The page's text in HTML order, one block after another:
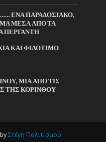
ΕΝΑ ΠΑΡΑΔΟΣΙΑΚΟ,
ΜΕΣΑ ΑΠΟ ΤΑ
ΠΕΡΓΑΝΤΗ
ΚΑΙ ΦΙΛΟΤΙΜΟ
ΜΙΑ ΑΠΟ ΤΙΣ
ΤΗΣ ΚΟΡΙΝΘΟΥ
Στέγη Πολιτισμού.